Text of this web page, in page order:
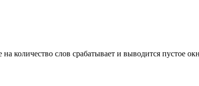
количество слов срабатывает и выводится пустое